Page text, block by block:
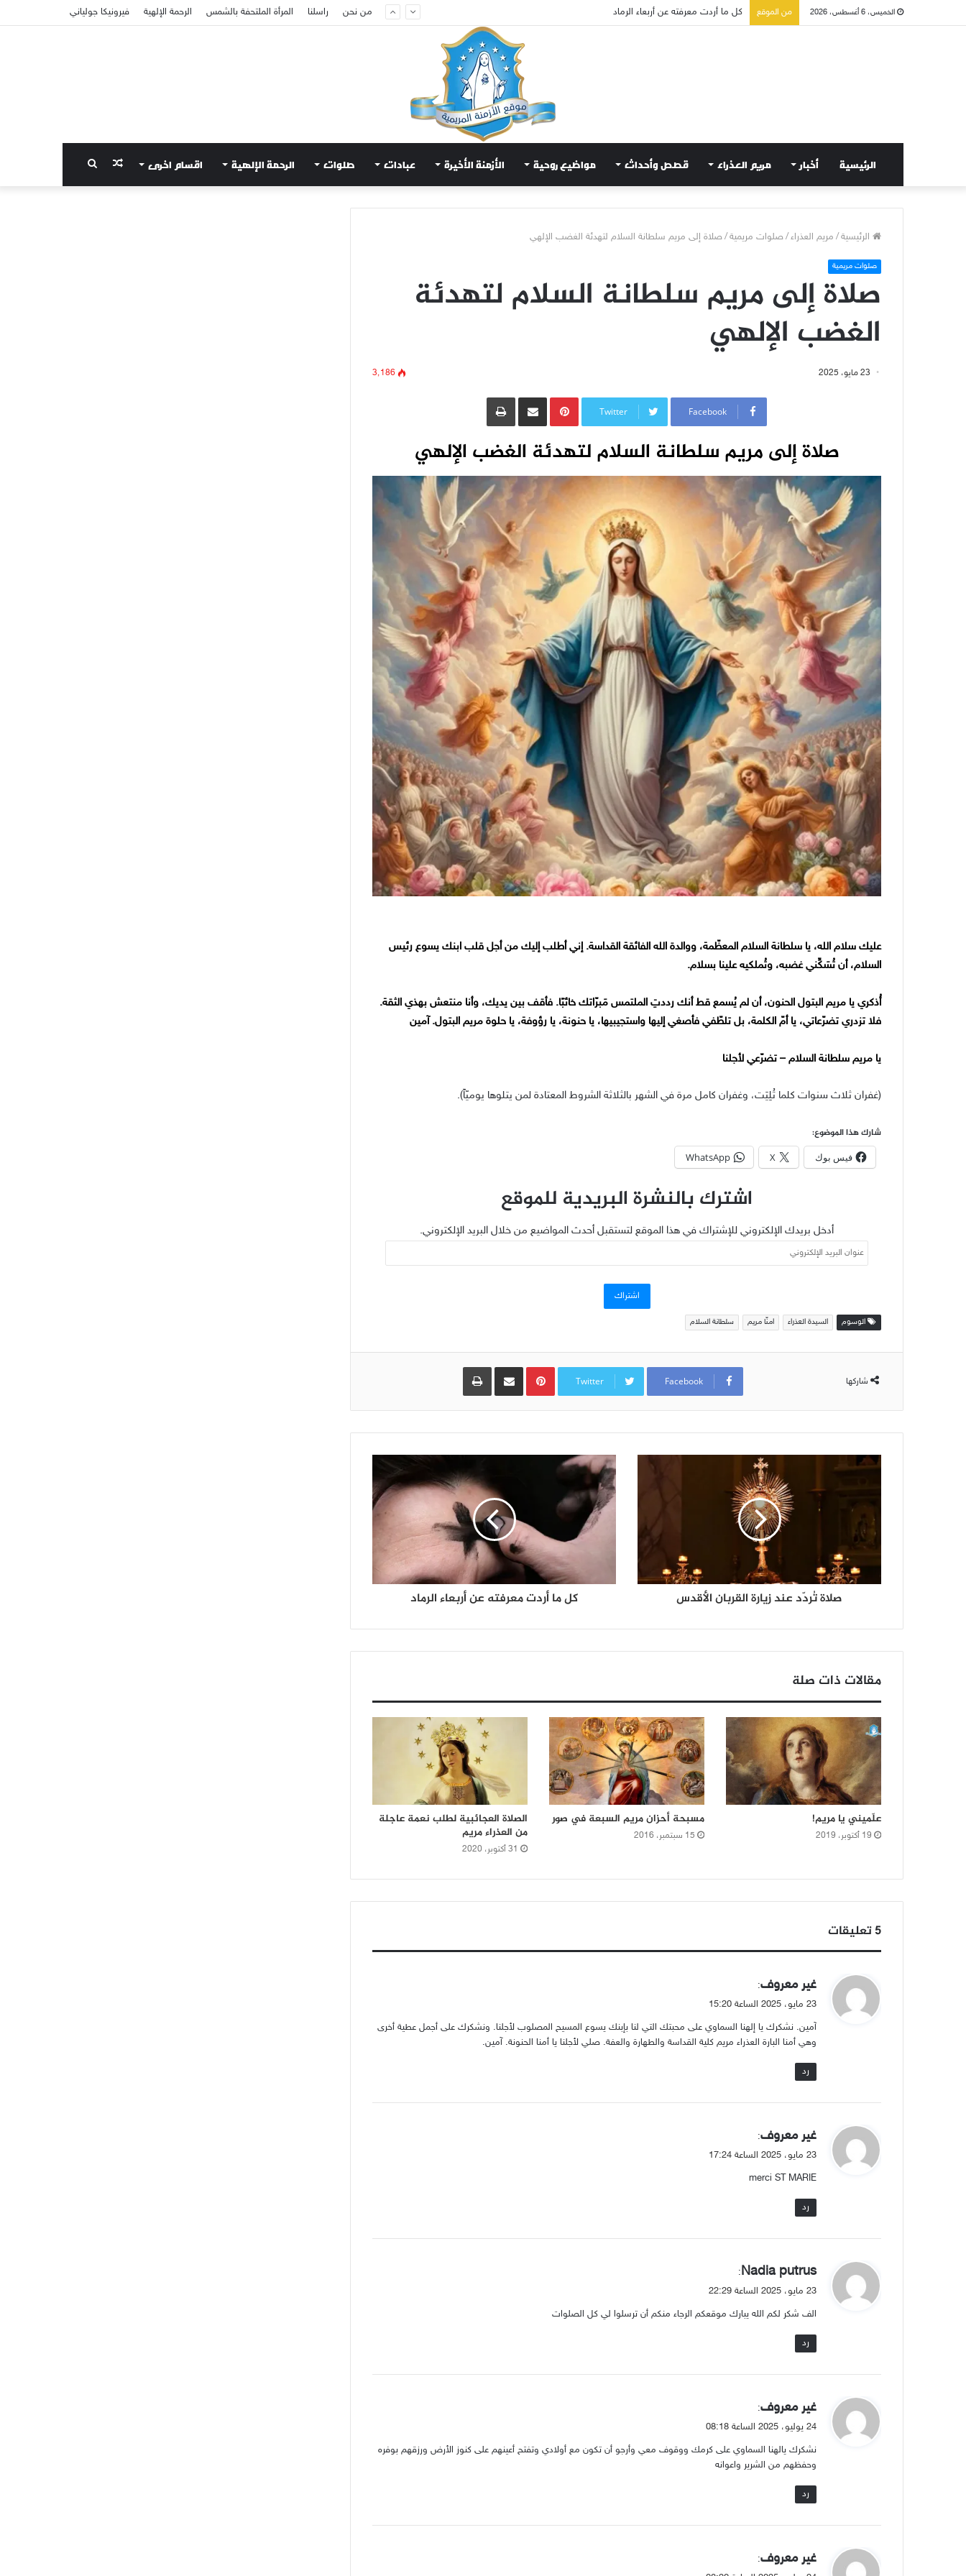
الخميس، 6 أغسطس، 2026 من الموقع صلاة إلى مريم سلطانة السلام لتهدئة الغضب الإلهي من نحن راسلنا المرأة الملتحفة بالشمس الرحمة الإلهية فيرونيكا جولياني
الرئيسية أخبار مريم العذراء قصص وأحداث مواضيع روحية الأزمنة الأخيرة عبادات صلوات الرحمة الإلهية اقسام اخرى بحث مقال
الرئيسية/ مريم العذراء/صلوات مريمية/صلاة إلى مريم سلطانة السلام لتهدئة الغضب الإلهي
صلوات مريمية
صلاة إلى مريم سلطانة السلام لتهدئة
الغضب الإلهي
23 مايو، 2025 3٬186
Facebook
Twitter
Pinterestمشاركة عبر البريد طباعة
صلاة إلى مريم سلطانة السلام لتهدئة الغضب الإلهي
عليك سلام الله، يا سلطانة السلام المعظّمة، ووالدة الله الفائقة القداسة. إني أطلب إليك من أجل قلب ابنك يسوع رئيس
السلام، أن تُسَكِّني غضبه، وتُملكيه علينا بسلام.
أُذكري يا مريم البتول الحنون، أن لم يُسمع قط أنك رددتِ الملتمس مَبرّاتك خائبًا. فأقف بين يديك، وأنا منتعش بهذي الثقة.
فلا تزدري تضرّعاتي، يا أمّ الكلمة، بل تلطّفي فأصغي إليها واستجيبيها، يا حنونة، يا رؤوفة، يا حلوة مريم البتول. آمين
يا مريم سلطانة السلام – تضرّعي لأجلنا
(غفران ثلاث سنوات كلما تُلِيَت، وغفران كامل مرة في الشهر بالثلاثة الشروط المعتادة لمن يتلوها يوميّاً).
شارك هذا الموضوع:
فيس بوك X
WhatsApp
اشترك بالنشرة البريدية للموقع
أدخل بريدك الإلكتروني للإشتراك في هذا الموقع لتستقبل أحدث المواضيع من خلال البريد الإلكتروني.
عنوان
البريد
اشتراك
الوسوم السيدة العذراء امنّا مريم سلطانة السلام
شاركها Facebook
Twitter
Pinterestمشاركة عبر البريد طباعة
صلاة تُردّد عند زيارة القربان الأقدس كل ما أردت معرفته عن أربعاء الرماد
مقالات ذات صلة
علّميني يا مريم!
19 أكتوبر، 2019
مسبحة أحزان مريم السبعة في صور
15 سبتمبر، 2016
الصلاة العجائبية لطلب نعمة عاجلة
من العذراء مريم
31 أكتوبر، 2020
‫5 تعليقات
ي
ق
ل
غير معروف:
23 مايو، 2025 الساعة 15:20
آمين. نشكرك يا إلهنا السماوي على محبتك التي لنا بإبنك يسوع المسيح المصلوب لأجلنا. ونشكرك على أجمل عطية أخرى
وهي أمنا البارة العذراء مريم كلية القداسة والطهارة والعفة. صلي لأجلنا يا أمنا الحنونة. آمين.
رد
ي
ق
ل
غير معروف:
23 مايو، 2025 الساعة 17:24
merci ST MARIE
رد
ي
ق
ل
Nadia putrus
:
23 مايو، 2025 الساعة 22:29
الف شكر لكم الله يبارك موقعكم الرجاء منكم أن ترسلوا لي كل الصلوات
رد
ي
ق
ل
غير معروف:
24 يوليو، 2025 الساعة 08:18
نشكرك يالهنا السماوي على كرمك ووقوف معي وأرجو أن تكون مع أولادي وتفتح أعينهم على كنوز الأرض ورزقهم بوفره
وحفظهم من الشرير واعوانه
رد
ي
ق
غير معروف: